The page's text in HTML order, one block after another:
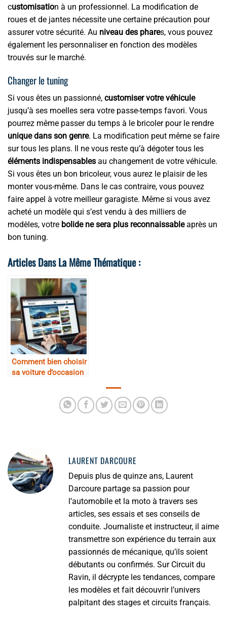
customisation à un professionnel. La modification de
roues et de jantes nécessite une certaine précaution pour
assurer votre sécurité. Au niveau des phares, vous pouvez
également les personnaliser en fonction des modèles
trouvés sur le marché.
Changer le tuning
Si vous êtes un passionné, customiser votre véhicule
jusqu’à ses moelles sera votre passe-temps favori. Vous
pourrez même passer du temps à le bricoler pour le rendre
unique dans son genre. La modification peut même se faire
sur tous les plans. Il ne vous reste qu’à dégoter tous les
éléments indispensables au changement de votre véhicule.
Si vous êtes un bon bricoleur, vous aurez le plaisir de les
monter vous-même. Dans le cas contraire, vous pouvez
faire appel à votre meilleur garagiste. Même si vous avez
acheté un modèle qui s’est vendu à des milliers de
modèles, votre bolide ne sera plus reconnaissableaprès un
bon tuning.
Articles Dans La Même Thématique :
Comment bien choisir
sa voiture d’occasion
LAURENT DARCOURE
Depuis plus de quinze ans, Laurent
Darcoure partage sa passion pour
l’automobile et la moto à travers ses
articles, ses essais et ses conseils de
conduite. Journaliste et instructeur, il aime
transmettre son expérience du terrain aux
passionnés de mécanique, qu’ils soient
débutants ou confirmés. Sur Circuit du
Ravin, il décrypte les tendances, compare
les modèles et fait découvrir l’univers
palpitant des stages et circuits français.